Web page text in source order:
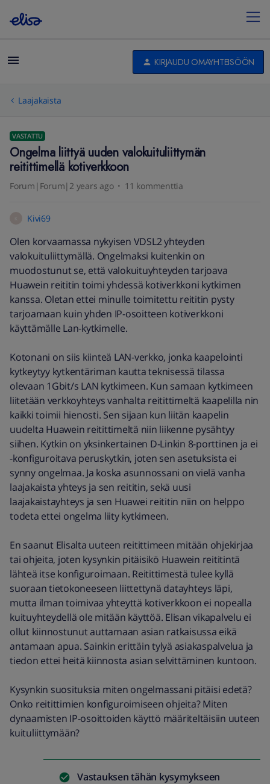
KIRJAUDU OMAYHTEISÖÖN
Laajakaista
VASTATTU
Ongelma liittyä uuden valokuituliittymän
reitittimellä kotiverkkoon
Forum|Forum|2 years ago 11 kommenttia
Kivi69
Olen korvaamassa nykyisen VDSL2 yhteyden
valokuituliittymällä. Ongelmaksi kuitenkin on
muodostunut se, että valokuituyhteyden tarjoava
Huawein reititin toimi yhdessä kotiverkkoni kytkimen
kanssa. Oletan ettei minulle toimitettu reititin pysty
tarjoamaan kuin yhden IP-osoitteen kotiverkkoni
käyttämälle Lan-kytkimelle.
Kotonani on siis kiinteä LAN-verkko, jonka kaapelointi
kytkeytyy kytkentäriman kautta teknisessä tilassa
olevaan 1Gbit/s LAN kytkimeen. Kun samaan kytkimeen
liitetään verkkoyhteys vanhalta reitittimeltä kaapelilla nin
kaikki toimii hienosti. Sen sijaan kun liitän kaapelin
uudelta Huawein reitittimeltä niin liikenne pysähtyy
siihen. Kytkin on yksinkertainen D-Linkin 8-porttinen ja ei
-konfiguroitava peruskytkin, joten sen asetuksista ei
synny ongelmaa. Ja koska asunnossani on vielä vanha
laajakaista yhteys ja sen reititin, sekä uusi
laajakaistayhteys ja sen Huawei reititin niin on helppo
todeta ettei ongelma liity kytkimeen.
En saanut Elisalta uuteen reitittimeen mitään ohjekirjaa
tai ohjeita, joten kysynkin pitäisikö Huawein reititintä
lähteä itse konfiguroimaan. Reitittimestä tulee kyllä
suoraan tietokoneeseen liittettynä datayhteys läpi,
mutta ilman toimivaa yhteyttä kotiverkkoon ei nopealla
kuituyhteydellä ole mitään käyttöä. Elisan vikapalvelu ei
ollut kiinnostunut auttamaan asian ratkaisussa eikä
antamaan apua. Sainkin erittäin tylyä asiakaspalvelua ja
tiedon ettei heitä kiinnosta asian selvittäminen kuntoon.
Kysynkin suosituksia miten ongelmassani pitäisi edetä?
Onko reitittimien konfiguroimiseen ohjeita? Miten
dynaamisten IP-osoittoiden käyttö määriteltäisiin uuteen
kuituliittymään?
Vastauksen tähän kysymykseen